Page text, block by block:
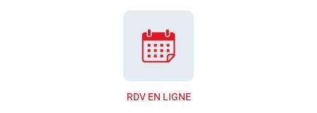
RDV EN LIGNE